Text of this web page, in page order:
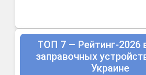
ТОП 7 — Рейтинг-2026
заправочных
Украине